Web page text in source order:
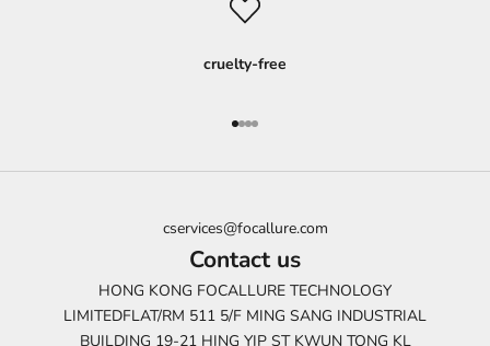
cruelty-free
Vai all'articolo 1
Vai all'articolo 2
Vai all'articolo 3
Vai all'articolo 4
cservices@focallure.com
Contact us
HONG KONG FOCALLURE TECHNOLOGY
LIMITEDFLAT/RM 511 5/F MING SANG INDUSTRIAL
BUILDING 19-21 HING YIP ST KWUN TONG KL